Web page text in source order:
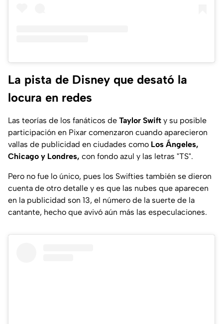
La pista de Disney que desató la
locura en redes
Las teorías de los fanáticos de Taylor Swift y su posible
participación en Pixar comenzaron cuando aparecieron
vallas de publicidad en ciudades como Los Ángeles,
Chicago y Londres, con fondo azul y las letras "TS".
Pero no fue lo único, pues los Swifties también se dieron
cuenta de otro detalle y es que las nubes que aparecen
en la publicidad son 13, el número de la suerte de la
cantante, hecho que avivó aún más las especulaciones.